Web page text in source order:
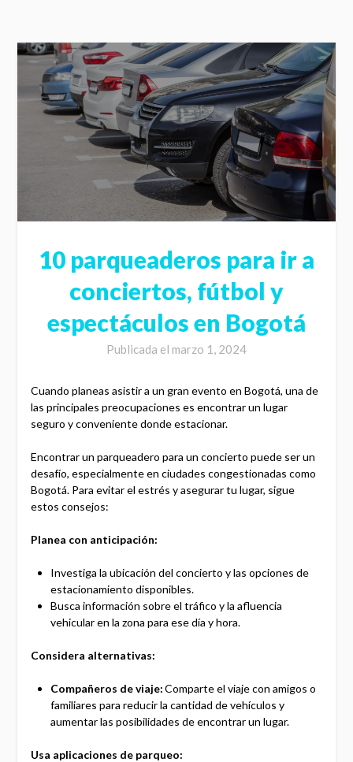
10 parqueaderos para ir a
conciertos, fútbol y
espectáculos en Bogotá
Publicada el marzo 1, 2024
Cuando planeas asistir a un gran evento en Bogotá, una de
las principales preocupaciones es encontrar un lugar
seguro y conveniente donde estacionar.
Encontrar un parqueadero para un concierto puede ser un
desafío, especialmente en ciudades congestionadas como
Bogotá. Para evitar el estrés y asegurar tu lugar, sigue
estos consejos:
Planea con anticipación:
Investiga la ubicación del concierto y las opciones de
estacionamiento disponibles.
Busca información sobre el tráfico y la afluencia
vehicular en la zona para ese día y hora.
Considera alternativas:
Compañeros de viaje:Comparte el viaje con amigos o
familiares para reducir la cantidad de vehículos y
aumentar las posibilidades de encontrar un lugar.
Usa aplicaciones de parqueo: